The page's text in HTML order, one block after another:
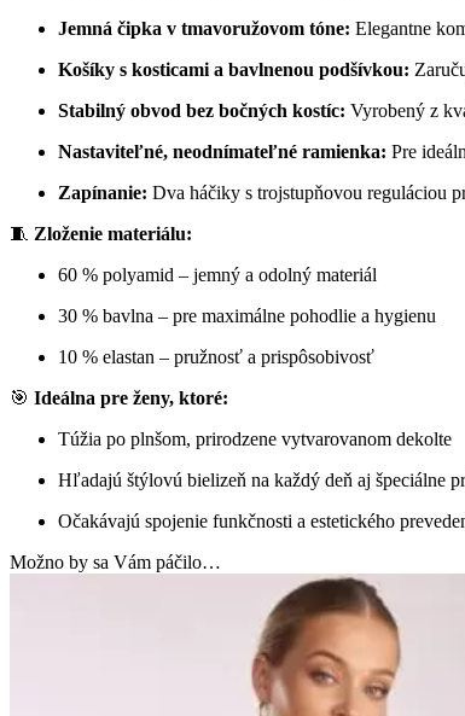
Jemná čipka v tmavoružovom tóne: Elegantne
Košíky s kosticami a bavlnenou podšívkou:
Stabilný obvod bez bočných kostíc: Vyrobený z
Nastaviteľné, neodnímateľné ramienka: Pre
Zapínanie: Dva háčiky s trojstupňovou reguláciou
🧵 Zloženie materiálu:
60 % polyamid – jemný a odolný materiál
30 % bavlna – pre maximálne pohodlie a hygienu
10 % elastan – pružnosť a prispôsobivosť
🎯 Ideálna pre ženy, ktoré:
Túžia po plnšom, prirodzene vytvarovanom dekolte
Hľadajú štýlovú bielizeň na každý deň aj špeciálne
Očakávajú spojenie funkčnosti a estetického
Možno by sa Vám páčilo…